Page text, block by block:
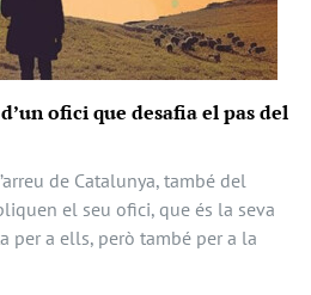
ofici que desafia el pas del
de Catalunya, també del
el seu ofici, que és la seva
per a ells, però també per a la